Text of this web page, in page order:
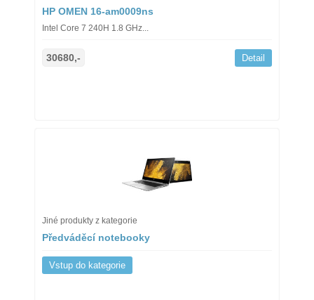
HP OMEN 16-am0009ns
Intel Core 7 240H 1.8 GHz...
30680,- Detail
Jiné produkty z kategorie
Předváděcí notebooky
Vstup do kategorie